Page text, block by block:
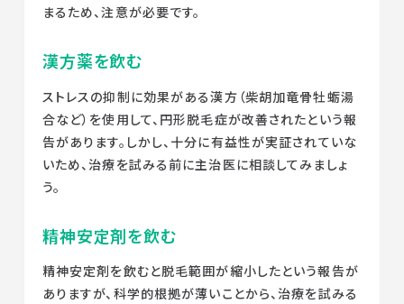
まるため、注意が必要です。
漢方薬を飲む
ストレスの抑制に効果がある漢方（柴胡加竜骨牡蛎湯
合など）を使用して、円形脱毛症が改善されたという報
告があります。しかし、十分に有益性が実証されていな
いため、治療を試みる前に主治医に相談してみましょ
う。
精神安定剤を飲む
精神安定剤を飲むと脱毛範囲が縮小したという報告が
ありますが、科学的根拠が薄いことから、治療を試みる